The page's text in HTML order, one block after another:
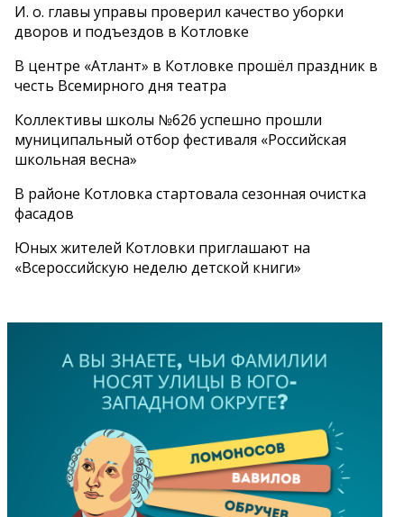
И. о. главы управы проверил качество уборки
дворов и подъездов в Котловке
В центре «Атлант» в Котловке прошёл праздник в
честь Всемирного дня театра
Коллективы школы №626 успешно прошли
муниципальный отбор фестиваля «Российская
школьная весна»
В районе Котловка стартовала сезонная очистка
фасадов
Юных жителей Котловки приглашают на
«Всероссийскую неделю детской книги»